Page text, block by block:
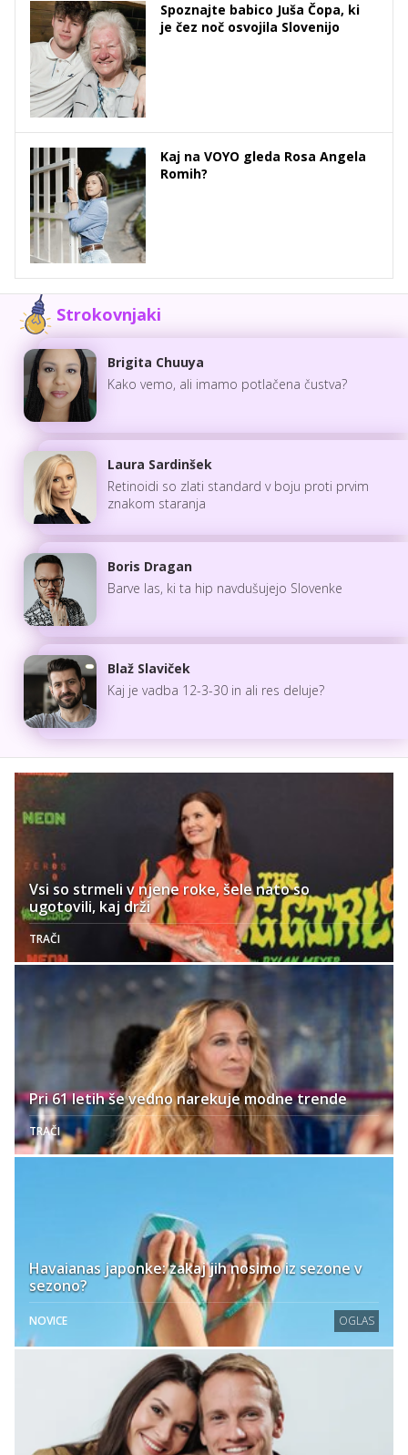
Spoznajte babico Juša Čopa, ki
je čez noč osvojila Slovenijo
Kaj na VOYO gleda Rosa Angela
Romih?
Strokovnjaki
Brigita Chuuya
Kako vemo, ali imamo potlačena čustva?
Laura Sardinšek
Retinoidi so zlati standard v boju proti prvim
znakom staranja
Boris Dragan
Barve las, ki ta hip navdušujejo Slovenke
Blaž Slaviček
Kaj je vadba 12-3-30 in ali res deluje?
Vsi so strmeli v njene roke, šele nato so
ugotovili, kaj drži
TRAČI
Pri 61 letih še vedno narekuje modne trende
TRAČI
Havaianas japonke: zakaj jih nosimo iz sezone v
sezono?
NOVICE OGLAS